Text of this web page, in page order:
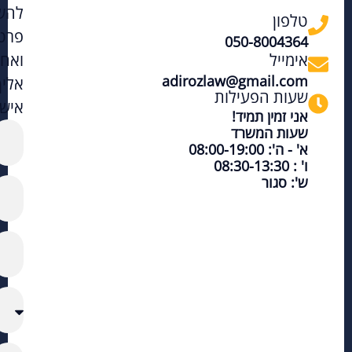
טלפון
050-8004364
אימייל
adirozlaw@gmail.com
שעות הפעילות
אני זמין תמיד!
שעות המשרד
א' - ה': 08:00-19:00
ו' : 08:30-13:30
ש': סגור